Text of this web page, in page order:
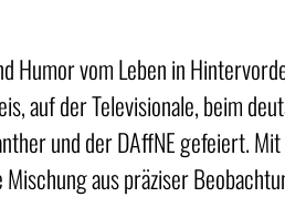
Humor vom Leben in
auf der Televisionale, beim
und der DAffNE gefeiert.
aus präziser